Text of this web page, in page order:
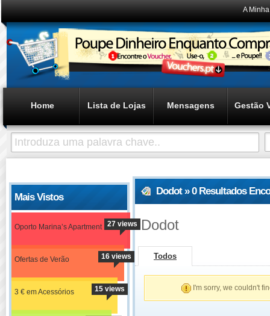
A
Home Lista de Lojas Mensagens Gestão
Mais Vistos
Oporto Marina’s Apartment 27 views
Ofertas de Verão 16 views
3 € em Acessórios 15 views
Dodot » 0 Resultados
Dodot
Todos
I'm sorry, we couldn't